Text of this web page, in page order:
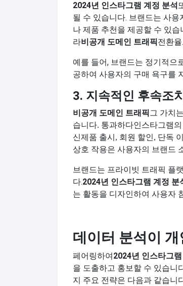
2024년 인스타그램 계정 분석
될 수 있습니다. 브랜드는 사
나 제품 추천을 제공할 수 있
라비공개 도메인 트래픽전환율.
예를 들어, 브랜드는 정기적으
공하여 사용자의 구매 욕구를
3. 지속적인 후속조
비공개 도메인 트래픽 그 가치
습니다. 통과하다인스타그램
신제품 출시, 회원 할인, 단독
상호 작용은 사용자의 브랜드
브랜드는 프라이빗 트래픽 플
다.2024년 인스타그램 계정 분
는 활동을 디자인하여 사용자
데이터 분석이
페어링하여 2024년 인스타그
을 도출하고 홍보할 수 있습니
지 주요 전략은 다음과 같습니